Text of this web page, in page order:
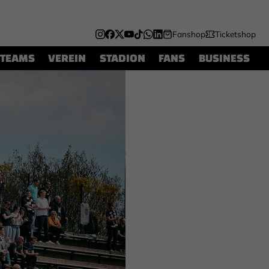
Fanshop Ticketshop
TEAMS VEREIN STADION FANS BUSINESS